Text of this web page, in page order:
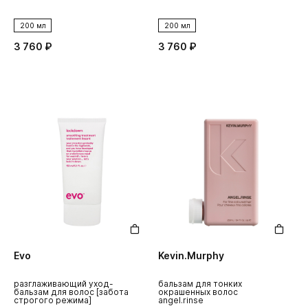
200 мл
3 760 ₽
200 мл
3 760 ₽
Evo
разглаживающий уход-
бальзам для волос [забота
строгого режима]
Kevin.Murphy
бальзам для тонких
окрашенных волос
angel.rinse